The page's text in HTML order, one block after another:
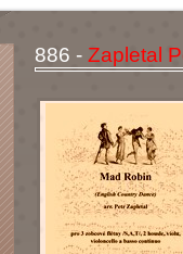
886 - Zapletal